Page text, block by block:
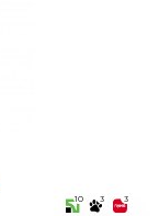
10 3 3